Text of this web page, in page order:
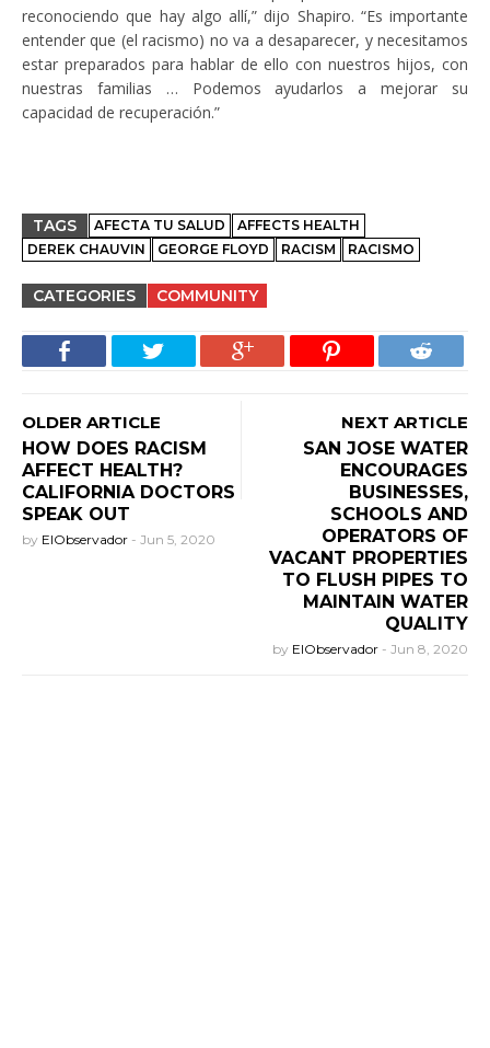
reconociendo que hay algo allí,” dijo Shapiro. “Es importante
entender que (el racismo) no va a desaparecer, y necesitamos
estar preparados para hablar de ello con nuestros hijos, con
nuestras familias … Podemos ayudarlos a mejorar su
capacidad de recuperación.”
TAGS AFECTA TU SALUD
AFFECTS HEALTH
DEREK CHAUVIN
GEORGE FLOYD RACISM RACISMO
CATEGORIES COMMUNITY
OLDER ARTICLE
HOW DOES RACISM
AFFECT HEALTH?
CALIFORNIA DOCTORS
SPEAK OUT
by ElObservador - Jun 5, 2020
NEXT ARTICLE
SAN JOSE WATER
ENCOURAGES
BUSINESSES,
SCHOOLS AND
OPERATORS OF
VACANT PROPERTIES
TO FLUSH PIPES TO
MAINTAIN WATER
QUALITY
by ElObservador - Jun 8, 2020